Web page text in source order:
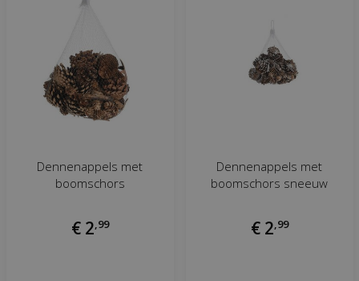
Dennenappels met
boomschors
€ 2 99
Dennenappels met
boomschors sneeuw
€ 2 99